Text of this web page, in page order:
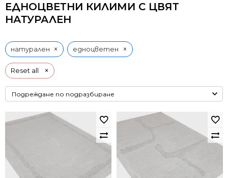
ЕДНОЦВЕТНИ КИЛИМИ С ЦВЯТ
НАТУРАЛЕН
Reset all ×
натурален × едноцветен ×